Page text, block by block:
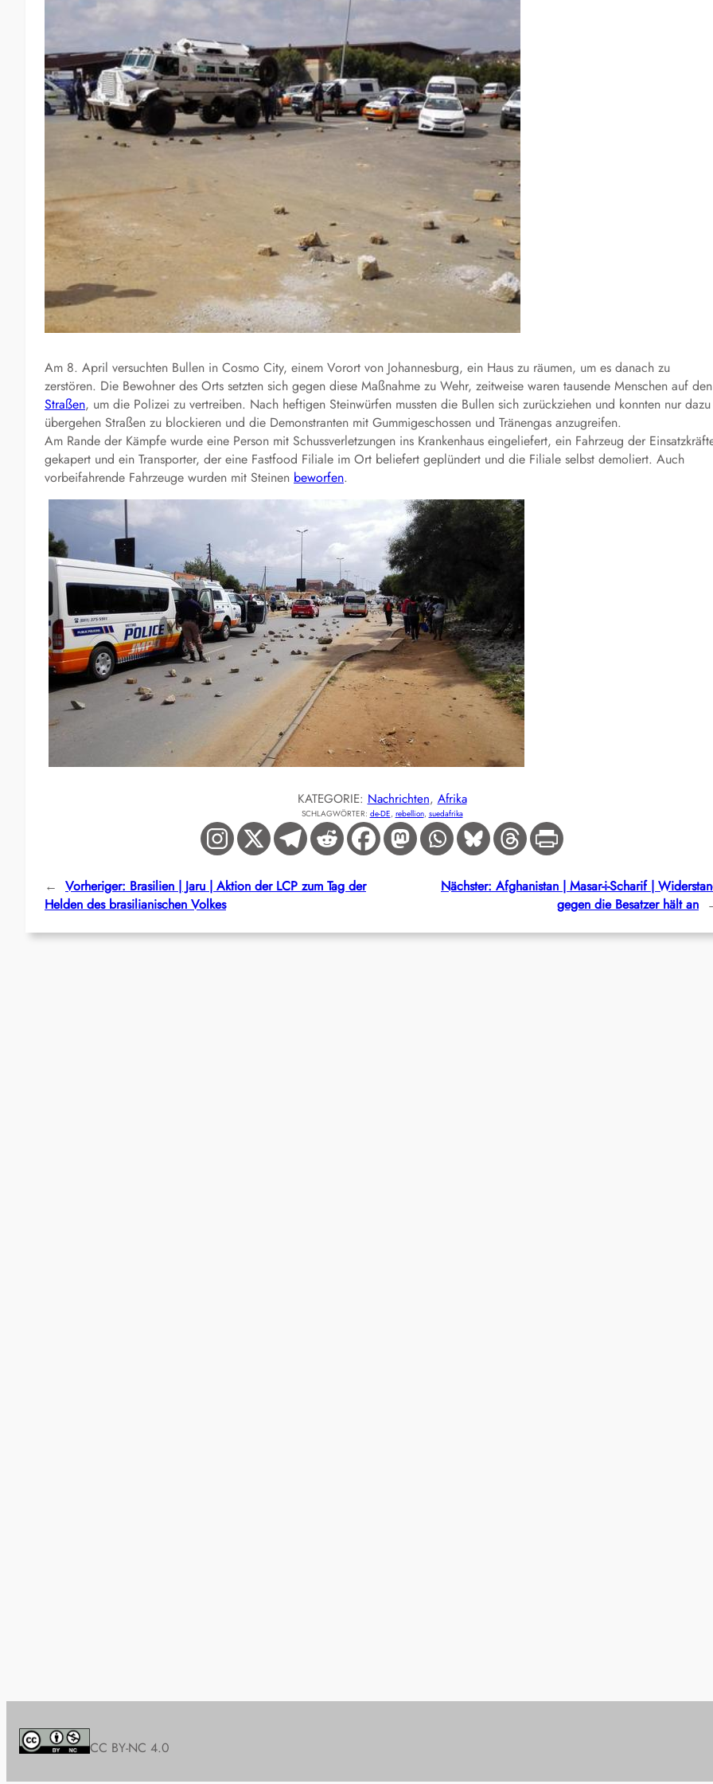
Am 8. April versuchten Bullen in Cosmo City, einem Vorort von Johannesburg, ein Haus zu räumen, um es danach zu
zerstören. Die Bewohner des Orts setzten sich gegen diese Maßnahme zu Wehr, zeitweise waren tausende Menschen auf den
Straßen, um die Polizei zu vertreiben. Nach heftigen Steinwürfen mussten die Bullen sich zurückziehen und konnten nur dazu
übergehen Straßen zu blockieren und die Demonstranten mit Gummigeschossen und Tränengas anzugreifen.
Am Rande der Kämpfe wurde eine Person mit Schussverletzungen ins Krankenhaus eingeliefert, ein Fahrzeug der
gekapert und ein Transporter, der eine Fastfood Filiale im Ort beliefert geplündert und die Filiale selbst demoliert. Auch
vorbeifahrende Fahrzeuge wurden mit Steinen beworfen.
KATEGORIE: Nachrichten, Afrika
SCHLAGWÖRTER: de-DE, rebellion, suedafrika
← Vorheriger: Brasilien | Jaru | Aktion der LCP zum Tag der
Helden des brasilianischen Volkes
Nächster: Afghanistan | Masar-i-Scharif |
gegen die Besatzer hält an
CC BY-NC 4.0